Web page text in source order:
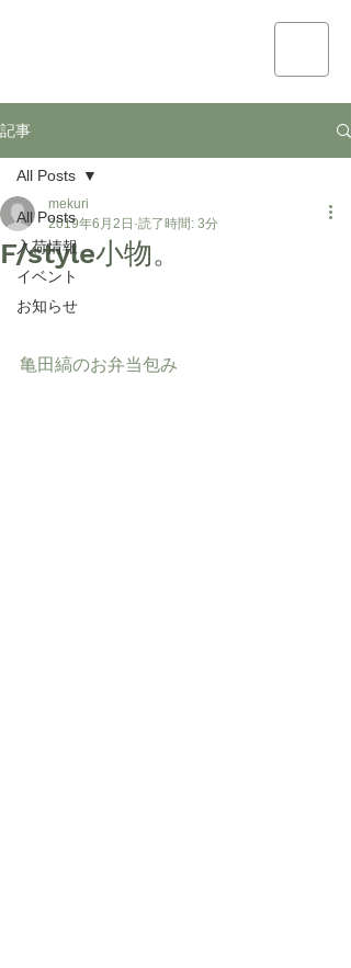
記事
All Posts
入荷情報
イベント
お知らせ
All Posts
F/style小物。
mekuri
2019年6月2日 読了時間: 3分
亀田縞のお弁当包み